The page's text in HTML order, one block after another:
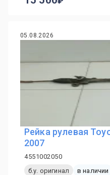
05.08.2026
Рейка рулевая
2007
4551002050
б.у. оригинал
в наличии